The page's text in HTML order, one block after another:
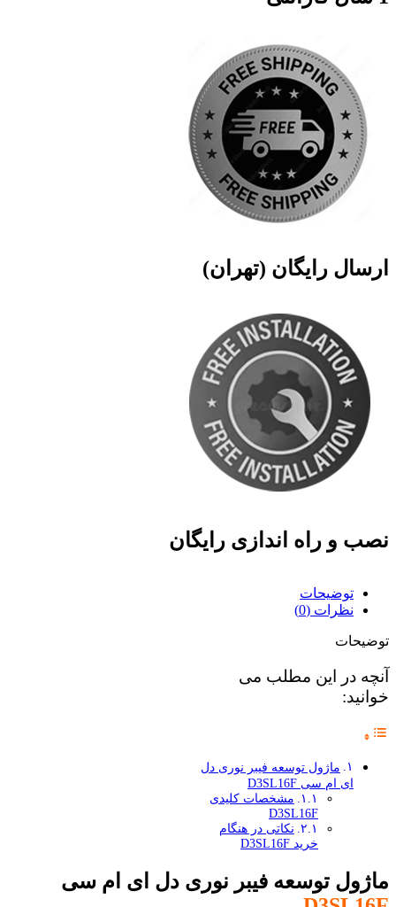
ارسال رایگان (تهران)
نصب و راه اندازی رایگان
توضیحات
نظرات (0)
توضیحات
آنچه در این مطلب می
خوانید:
ماژول توسعه فیبر نوری دل
ای ام سی D3SL16F
مشخصات کلیدی
D3SL16F
نکاتی در هنگام
خرید D3SL16F
ماژول توسعه فیبر نوری دل ای ام سی